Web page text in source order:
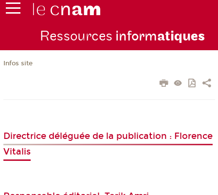
Ressources informatiques
Infos site
Directrice déléguée de la publication : Florence
Vitalis